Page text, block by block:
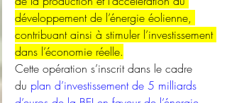
développement de l’énergie éolienne,
contribuant ainsi à stimuler l’investissement
dans l’économie réelle.
Cette opération s’inscrit dans le cadre
du plan d’investissement de 5 milliards